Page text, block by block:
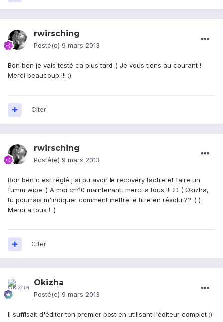
rwirsching
Posté(e) 9 mars 2013
Bon ben je vais testé ca plus tard :) Je vous tiens au courant !
Merci beaucoup !!! :)
Citer
rwirsching
Posté(e) 9 mars 2013
Bon ben c'est réglé j'ai pu avoir le recovery tactile et faire un
fumm wipe :) A moi cm10 maintenant, merci a tous !!! :D ( Okizha,
tu pourrais m'indiquer comment mettre le titre en résolu ?? :) )
Merci a tous ! :)
Citer
Okizha
Posté(e) 9 mars 2013
Il suffisait d'éditer ton premier post en utilisant l'éditeur complet ;)